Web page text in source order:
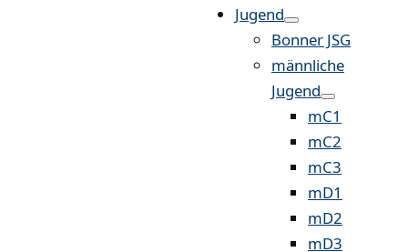
Jugend
Bonner JSG
männliche
Jugend
mC1
mC2
mC3
mD1
mD2
mD3